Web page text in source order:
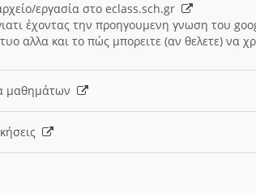
εργασία στο eclass.sch.gr
έχοντας την προηγουμενη γνωση του
αλλα και το πώς μπορειτε (αν θελετε) να
μαθημάτων